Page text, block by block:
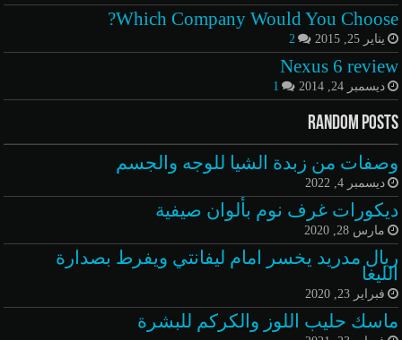
Which Company Would You Choose?
يناير 25, 2015 2
Nexus 6 review
ديسمبر 24, 2014 1
Random Posts
وصفات من زبدة الشيا للوجه والجسم
ديسمبر 4, 2022
ديكورات غرف نوم بألوان صيفية
مارس 28, 2020
ريال مدريد يخسر امام ليفانتي ويفرط بصدارة
الليغا
فبراير 23, 2020
ماسك حليب اللوز والكركم للبشرة